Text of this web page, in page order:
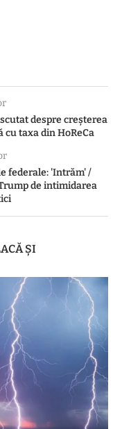
despre creșterea
cu taxa din HoReCa
federale: 'Intrăm' /
de intimidarea
ȘI